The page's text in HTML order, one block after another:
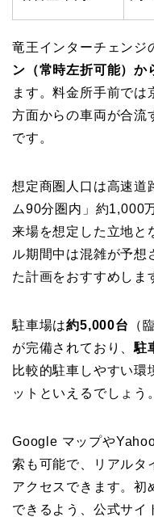
竜王インターチェンジ
ン（常時左折可能）か
ます。料金所手前では
方面からの車両が合流
です。
想定商圏人口は高速道
ム90分圏内」約1,000
来場を想定した立地と
ル期間中は混雑が予想
た計画をおすすめしま
駐車場は約5,000台
（
が完備されており、駐
比較的駐車しやすい環
ットといえるでしょう。
Google マップや
索も可能で、リアルタ
アクセスできます。初
できるよう、公式サイ